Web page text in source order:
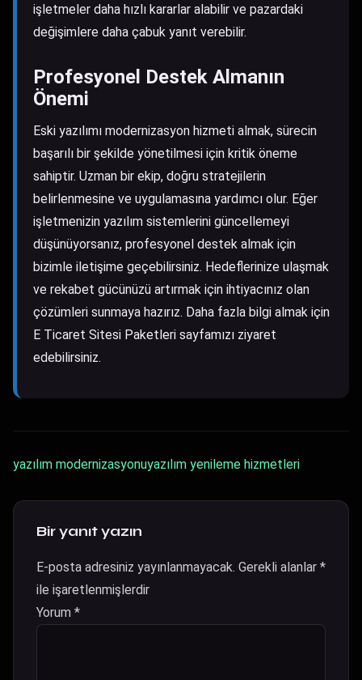
işletmeler daha hızlı kararlar alabilir ve pazardaki
değişimlere daha çabuk yanıt verebilir.
Profesyonel Destek Almanın
Önemi
Eski yazılımı modernizasyon hizmeti almak, sürecin
başarılı bir şekilde yönetilmesi için kritik öneme
sahiptir. Uzman bir ekip, doğru stratejilerin
belirlenmesine ve uygulamasına yardımcı olur. Eğer
işletmenizin yazılım sistemlerini güncellemeyi
düşünüyorsanız, profesyonel destek almak için
bizimle iletişime geçebilirsiniz. Hedeflerinize ulaşmak
ve rekabet gücünüzü artırmak için ihtiyacınız olan
çözümleri sunmaya hazırız. Daha fazla bilgi almak için
E Ticaret Sitesi Paketleri sayfamızı ziyaret
edebilirsiniz.
yazılım modernizasyonuyazılım yenileme hizmetleri
Bir yanıt yazın
E-posta adresiniz yayınlanmayacak. Gerekli alanlar *
ile işaretlenmişlerdir
Yorum *